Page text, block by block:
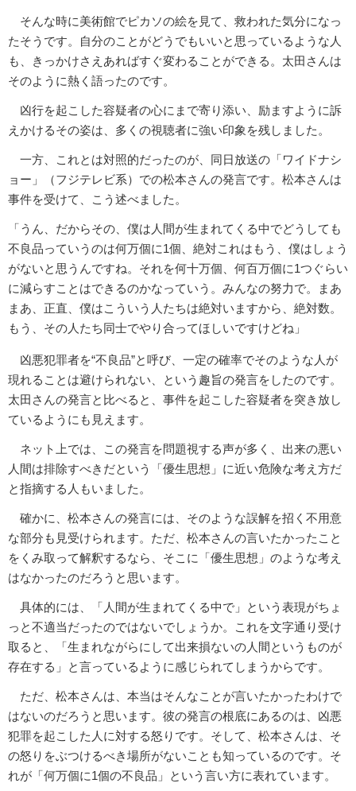
そんな時に美術館でピカソの絵を見て、救われた気分になっ
たそうです。自分のことがどうでもいいと思っているような人
も、きっかけさえあればすぐ変わることができる。太田さんは
そのように熱く語ったのです。
凶行を起こした容疑者の心にまで寄り添い、励ますように訴
えかけるその姿は、多くの視聴者に強い印象を残しました。
一方、これとは対照的だったのが、同日放送の「ワイドナシ
ョー」（フジテレビ系）での松本さんの発言です。松本さんは
事件を受けて、こう述べました。
「うん、だからその、僕は人間が生まれてくる中でどうしても
不良品っていうのは何万個に1個、絶対これはもう、僕はしょう
がないと思うんですね。それを何十万個、何百万個に1つぐらい
に減らすことはできるのかなっていう。みんなの努力で。まあ
まあ、正直、僕はこういう人たちは絶対いますから、絶対数。
もう、その人たち同士でやり合ってほしいですけどね」
凶悪犯罪者を“不良品”と呼び、一定の確率でそのような人が
現れることは避けられない、という趣旨の発言をしたのです。
太田さんの発言と比べると、事件を起こした容疑者を突き放し
ているようにも見えます。
ネット上では、この発言を問題視する声が多く、出来の悪い
人間は排除すべきだという「優生思想」に近い危険な考え方だ
と指摘する人もいました。
確かに、松本さんの発言には、そのような誤解を招く不用意
な部分も見受けられます。ただ、松本さんの言いたかったこと
をくみ取って解釈するなら、そこに「優生思想」のような考え
はなかったのだろうと思います。
具体的には、「人間が生まれてくる中で」という表現がちょ
っと不適当だったのではないでしょうか。これを文字通り受け
取ると、「生まれながらにして出来損ないの人間というものが
存在する」と言っているように感じられてしまうからです。
ただ、松本さんは、本当はそんなことが言いたかったわけで
はないのだろうと思います。彼の発言の根底にあるのは、凶悪
犯罪を起こした人に対する怒りです。そして、松本さんは、そ
の怒りをぶつけるべき場所がないことも知っているのです。そ
れが「何万個に1個の不良品」という言い方に表れています。